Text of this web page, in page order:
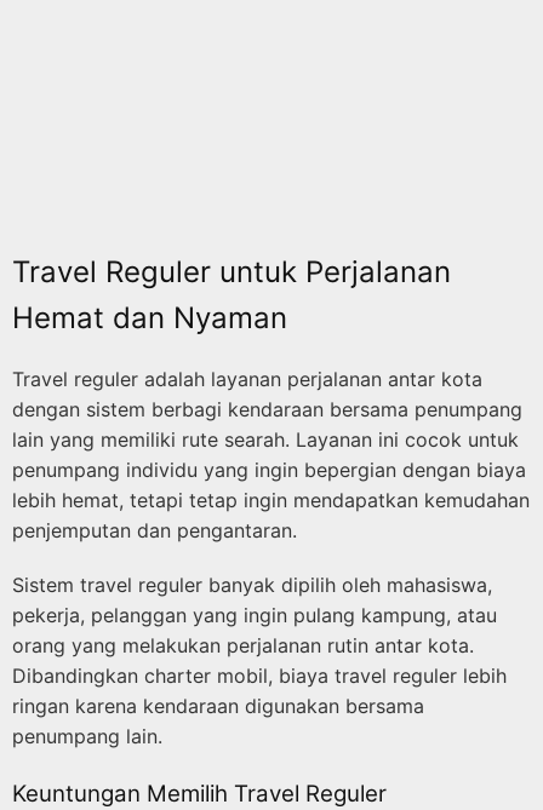
Travel Reguler untuk Perjalanan
Hemat dan Nyaman
Travel reguler adalah layanan perjalanan antar kota
dengan sistem berbagi kendaraan bersama penumpang
lain yang memiliki rute searah. Layanan ini cocok untuk
penumpang individu yang ingin bepergian dengan biaya
lebih hemat, tetapi tetap ingin mendapatkan kemudahan
penjemputan dan pengantaran.
Sistem travel reguler banyak dipilih oleh mahasiswa,
pekerja, pelanggan yang ingin pulang kampung, atau
orang yang melakukan perjalanan rutin antar kota.
Dibandingkan charter mobil, biaya travel reguler lebih
ringan karena kendaraan digunakan bersama
penumpang lain.
Keuntungan Memilih Travel Reguler